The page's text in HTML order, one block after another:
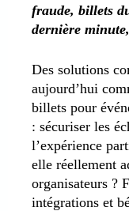
fraude, billets
dernière
Des solutions
aujourd’hui
billets pour
: sécuriser les
l’expérience
elle réellement
organisateurs ?
intégrations et